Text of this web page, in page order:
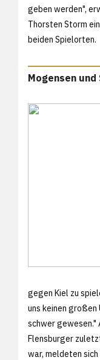
geben werden",
Thorsten Storm
beiden Spielorten.
Mogensen
gegen Kiel zu
uns keinen
schwer gewesen."
Flensburger
war, meldeten sich